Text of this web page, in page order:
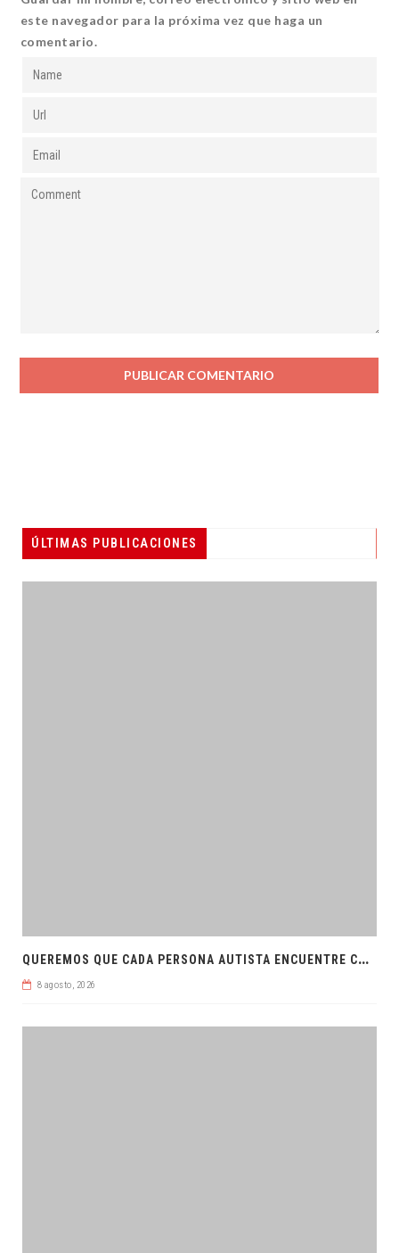
este navegador para la próxima vez que haga un
comentario.
ÚLTIMAS PUBLICACIONES
Q
UEREMOS QUE CADA PERSONA AUTISTA ENCUENTRE COMPRENSIÓN: JDM
8 agosto, 2026